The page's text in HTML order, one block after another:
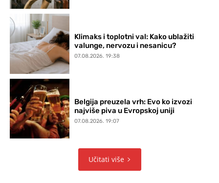
Klimaks i toplotni val: Kako ublažiti
valunge, nervozu i nesanicu?
07.08.2026. 19:38
Belgija preuzela vrh: Evo ko izvozi
najviše piva u Evropskoj uniji
07.08.2026. 19:07
Učitati više